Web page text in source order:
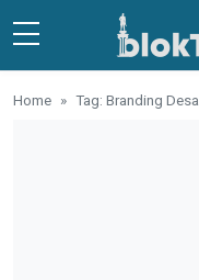
Skip to main content
Home Tag: Branding Desa